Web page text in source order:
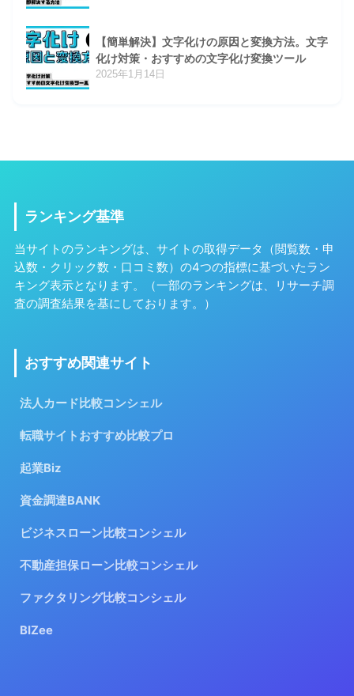
【簡単解決】文字化けの原因と変換方法。文字
化け対策・おすすめの文字化け変換ツール
2025年1月14日
ランキング基準
当サイトのランキングは、サイトの取得データ（閲覧数・申
込数・クリック数・口コミ数）の4つの指標に基づいたラン
キング表示となります。（一部のランキングは、リサーチ調
査の調査結果を基にしております。）
おすすめ関連サイト
法人カード比較コンシェル
転職サイトおすすめ比較プロ
起業Biz
資金調達BANK
ビジネスローン比較コンシェル
不動産担保ローン比較コンシェル
ファクタリング比較コンシェル
BIZee